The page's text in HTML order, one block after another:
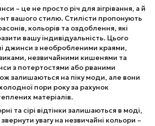
– це не просто річ для зігрівання, а й
вашого стилю. Стилісти пропонують
кольорів та оздоблення, які
вашу індивідуальність. Цього
джинси з необробленими краями,
незвичайними кишенями та
з потертостями або рваними
залишаються на піку моди, але вони
пори року за рахунок
матеріалів.
та сірі відтінки залишаються в моді,
увагу на незвичайні кольори –